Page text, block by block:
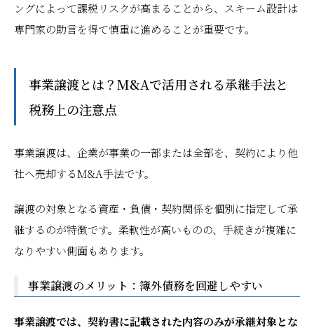
ングによって課税リスクが高まることから、スキーム設計は
専門家の助言を得て慎重に進めることが重要です。
事業譲渡とは？M&Aで活用される承継手法と
税務上の注意点
事業譲渡は、企業が事業の一部または全部を、契約により他
社へ売却するM&A手法です。
譲渡の対象となる資産・負債・契約関係を個別に指定して承
継するのが特徴です。柔軟性が高いものの、手続きが複雑に
なりやすい側面もあります。
事業譲渡のメリット：簿外債務を回避しやすい
事業譲渡では、契約書に記載された内容のみが承継対象とな